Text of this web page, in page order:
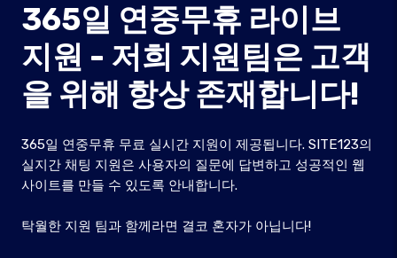
365일 연중무휴 라이브
지원 - 저희 지원팀은 고객
을 위해 항상 존재합니다!
365일 연중무휴 무료 실시간 지원이 제공됩니다. SITE123의
실지간 채팅 지원은 사용자의 질문에 답변하고 성공적인 웹
사이트를 만들 수 있도록 안내합니다.
탁월한 지원 팀과 함께라면 결코 혼자가 아닙니다!